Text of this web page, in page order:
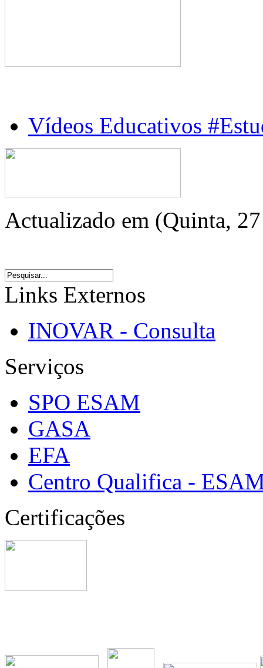
Vídeos Educativos
Actualizado em (Quinta,
Links Externos
INOVAR - Consulta
Serviços
SPO ESAM
GASA
EFA
Centro Qualifica -
Certificações